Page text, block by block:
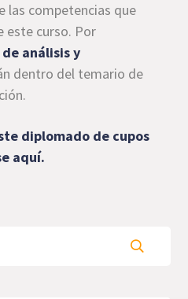
las competencias que
este curso. Por
análisis y
dentro del temario de
diplomado de cupos
aquí.